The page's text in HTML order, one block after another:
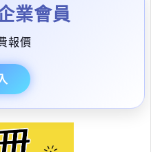
業會員
報價